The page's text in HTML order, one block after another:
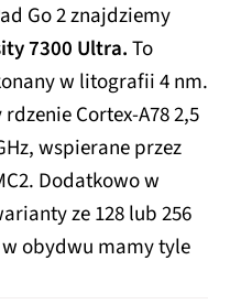
Go 2 znajdziemy
7300 Ultra.To
w litografii 4 nm.
Cortex-A78 2,5
wspierane przez
Dodatkowo w
ze 128 lub 256
w obydwu mamy tyle